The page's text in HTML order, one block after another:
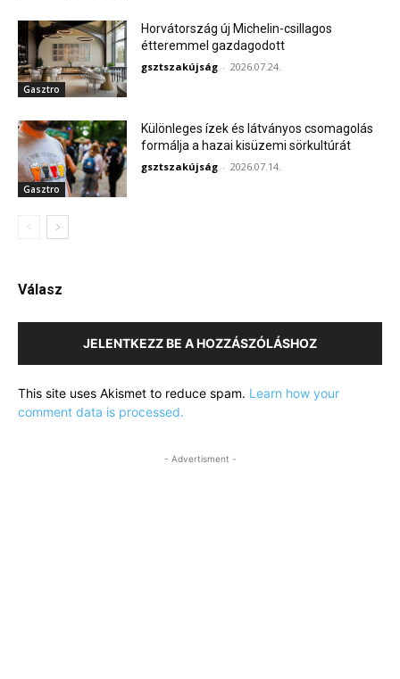
Gasztro
Horvátország új Michelin-csillagos
étteremmel gazdagodott
gsztszakújság - 2026.07.24.
Gasztro
Különleges ízek és látványos csomagolás
formálja a hazai kisüzemi sörkultúrát
gsztszakújság - 2026.07.14.
Válasz
JELENTKEZZ BE A HOZZÁSZÓLÁSHOZ
This site uses Akismet to reduce spam. Learn how your
comment data is processed.
- Advertisment -